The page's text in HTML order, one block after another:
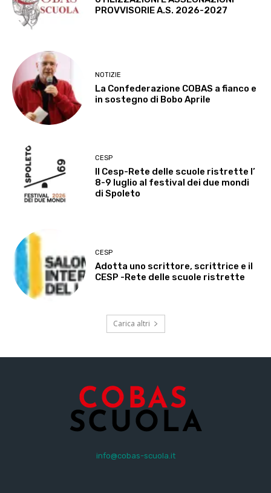
PROVVISORIE A.S. 2026-2027
NOTIZIE
La Confederazione COBAS a fianco e
in sostegno di Bobo Aprile
CESP
Il Cesp-Rete delle scuole ristrette l’
8-9 luglio al festival dei due mondi
di Spoleto
CESP
Adotta uno scrittore, scrittrice e il
CESP -Rete delle scuole ristrette
Carica altri
info@cobas-scuola.it